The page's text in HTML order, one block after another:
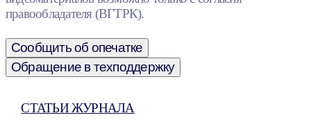
правообладателя (ВГТРК).
Сообщить об опечатке
Обращение в техподдержку
СТАТЬИ ЖУРНАЛА